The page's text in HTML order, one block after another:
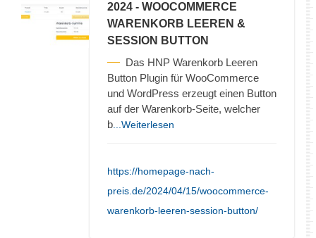
2024 - WOOCOMMERCE
WARENKORB LEEREN &
SESSION BUTTON
Das HNP Warenkorb Leeren
Button Plugin für WooCommerce
und WordPress erzeugt einen Button
auf der Warenkorb-Seite, welcher
b ...Weiterlesen
https://homepage-nach-
preis.de/2024/04/15/woocommerce-
warenkorb-leeren-session-button/